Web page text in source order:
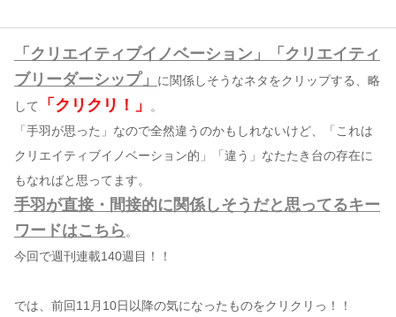
「クリエイティブイノベーション」「クリエイティ
ブリーダーシップ」
に関係しそうなネタをクリップする、略
して
「クリクリ！」
。
「手羽が思った」なので全然違うのかもしれないけど、「これは
クリエイティブイノベーション的」「違う」なたたき台の存在に
もなればと思ってます。
手羽が直接・間接的に関係しそうだと思ってるキー
ワードはこちら。
今回で週刊連載140週目！！
では、前回11月10日以降の気になったものをクリクリっ！！
お問い合わせ